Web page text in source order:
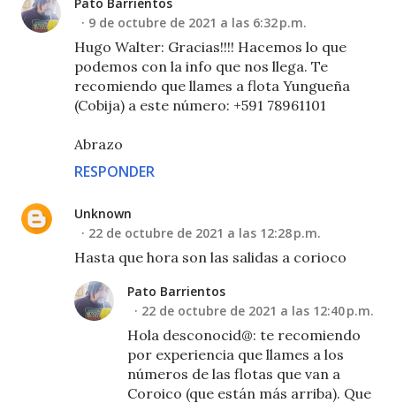
9 de octubre de 2021 a las 6:32 p.m.
Hugo Walter: Gracias!!!! Hacemos lo que
podemos con la info que nos llega. Te
recomiendo que llames a flota Yungueña
(Cobija) a este número: +591 78961101
Abrazo
RESPONDER
Unknown
22 de octubre de 2021 a las 12:28 p.m.
Hasta que hora son las salidas a corioco
Pato Barrientos
22 de octubre de 2021 a las 12:40 p.m.
Hola desconocid@: te recomiendo
por experiencia que llames a los
números de las flotas que van a
Coroico (que están más arriba). Que